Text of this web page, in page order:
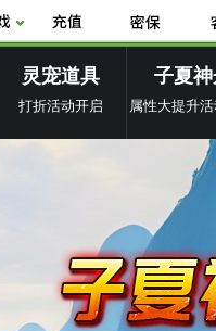
灵宠道具
打折活动开启
子夏
属性大提升